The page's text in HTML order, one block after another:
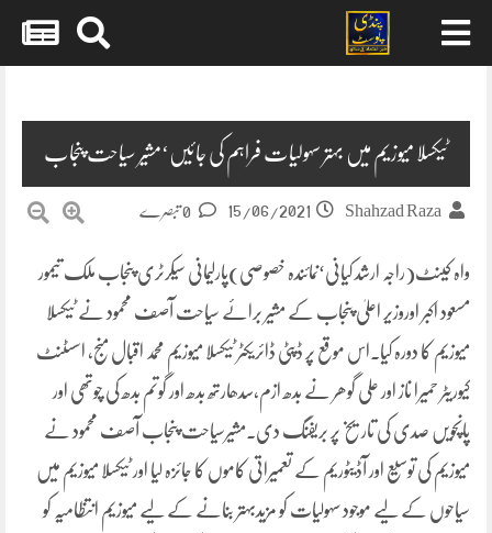
ٹیکسلا میوزیم میں بہتر سہولیات فراہم کی جائیں‘مشیر سیاحت پنجاب
Shahzad Raza
15/06/2021
واہ کینٹ(راجہ ارشد کیانی‘نمائندہ خصوصی)پارلیمانی سیکرٹری پنجاب ملک تیمور
مسعود اکبر اوروزیر اعلیٰ پنجاب کے مشیر برائے سیاحت آصف محمود نے ٹیکسلا
میوزیم کا دورہ کیا۔اس موقع پر ڈپٹی ڈائریکٹر ٹیکسلا میوزیم محمد اقبال منج، اسسٹنٹ
کیوریٹر حمیرا ناز اور علی گوھر نے بدھ ازم،سدھارتھ بدھ اور گوتم بدھ کی چوتھی اور
پانچویں صدی کی تاریخ پر بریفنگ دی۔مشیرسیاحت پنجاب آصف محمود نے
میوزیم کی توسیع اور آڈیٹوریم کے تعمیراتی کاموں کا جائزہ لیا اور ٹیکسلا میوزیم میں
سیاحوں کے لیے موجود سہولیات کو مزیدبہتر بنانے کے لیے میوزیم انتظامیہ کو